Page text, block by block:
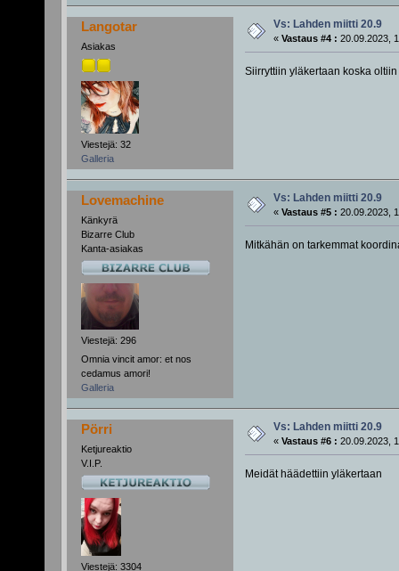
Langotar
Asiakas
Viestejä: 32
Galleria
Vs: Lahden miitti 20.9
« Vastaus #4 : 20.09.2023,
Siirryttiin yläkertaan koska
Lovemachine
Känkyrä
Bizarre Club
Kanta-asiakas
Viestejä: 296
Omnia vincit amor: et nos
cedamus amori!
Galleria
Vs: Lahden miitti 20.9
« Vastaus #5 : 20.09.2023,
Mitkähän on tarkemmat
Pörri
Ketjureaktio
V.I.P.
Viestejä: 3304
Vs: Lahden miitti 20.9
« Vastaus #6 : 20.09.2023,
Meidät häädettiin yläkertaan